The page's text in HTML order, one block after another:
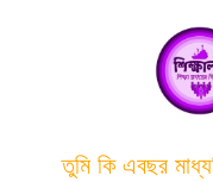
তুমি কি এবছর